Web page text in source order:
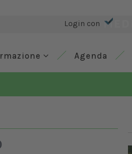
Login con
Agenda